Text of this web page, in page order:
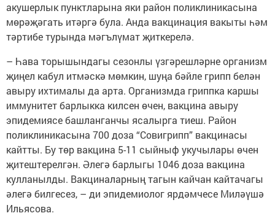
акушерлык пунктларына яки район поликлиникасына
мөрәҗәгать итәргә була. Анда вакцинация вакыты һәм
тәртибе турында мәгълүмат җиткерелә.
– Һава торышындагы сезонлы үзгәрешләрне организм
җиңел кабул итмәскә мөмкин, шуңа бәйле грипп белән
авыру ихтималы да арта. Организмда гриппка каршы
иммунитет барлыкка килсен өчен, вакцина авыру
эпидемиясе башланганчы ясалырга тиеш. Район
поликлиникасына 700 доза “Совигрипп” вакцинасы
кайтты. Бу төр вакцина 5-11 сыйныф укучылары өчен
җитештерелгән. Әлегә барлыгы 1046 доза вакцина
кулланылды. Вакциналарның тагын кайчан кайтачагы
әлегә билгесез, – ди эпидемиолог ярдәмчесе Миләүшә
Ильясова.